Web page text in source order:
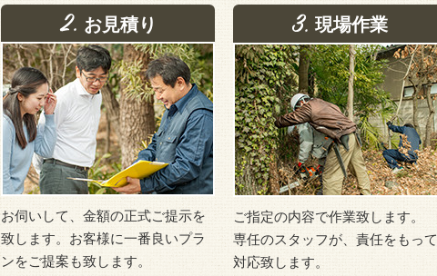
お見積り
お伺いして、金額の正式ご提示を
致します。お客様に一番良いプラ
ンをご提案も致します。
現場作業
ご指定の内容で作業致します。
専任のスタッフが、責任をもって
対応致します。